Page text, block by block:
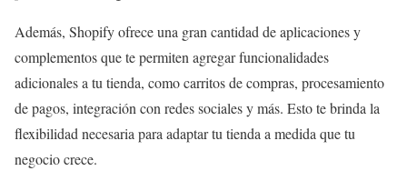
Además, Shopify ofrece una gran cantidad de aplicaciones y
complementos que te permiten agregar funcionalidades
adicionales a tu tienda, como carritos de compras, procesamiento
de pagos, integración con redes sociales y más. Esto te brinda la
flexibilidad necesaria para adaptar tu tienda a medida que tu
negocio crece.